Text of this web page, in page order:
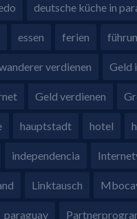
deutsche küche in
essen ferien
verdienen Geld
Geld verdienen
hauptstadt hotel
independencia
Linktausch
paraguay